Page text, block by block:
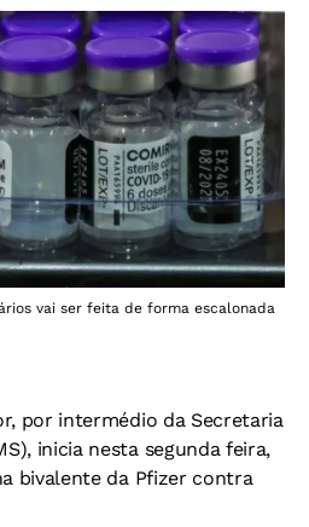
vai ser feita de forma escalonada
por intermédio da Secretaria
inicia nesta segunda feira,
bivalente da Pfizer contra